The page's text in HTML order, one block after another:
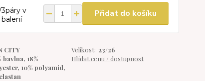
3páry v
balení
Přidat do košíku
CITY Velikost: 23/26
bavlna, 18%
10% polyamid,
Hlídat cenu / dostupnost